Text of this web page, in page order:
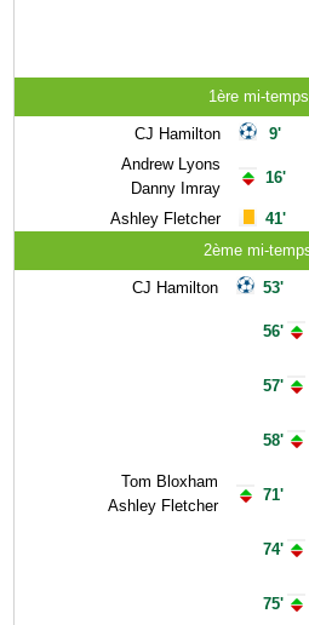
1ère mi-
CJ Hamilton
Andrew Lyons
Danny Imray
Ashley Fletcher
9'
16'
41'
2ème mi-
CJ Hamilton
Tom Bloxham
Ashley Fletcher
53'
56'
57'
58'
71'
74'
75'